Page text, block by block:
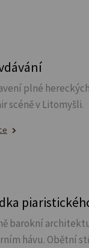
plné
scéně v Litomyšli.
barokní
hávu. Obětní